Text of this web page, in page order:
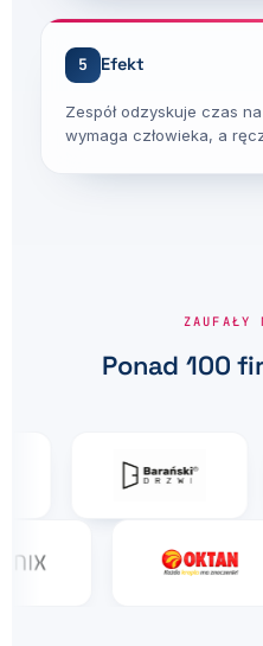
5 Efekt
Zespół odzyskuje czas
wymaga człowieka, a
ZAUFAŁY
Ponad 100